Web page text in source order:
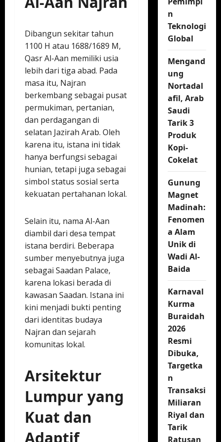
Dibangun sekitar tahun
1100 H atau 1688/1689 M,
Qasr Al-Aan memiliki usia
lebih dari tiga abad. Pada
masa itu, Najran
berkembang sebagai pusat
permukiman, pertanian,
dan perdagangan di
selatan Jazirah Arab. Oleh
karena itu, istana ini tidak
hanya berfungsi sebagai
hunian, tetapi juga sebagai
simbol status sosial serta
kekuatan pertahanan lokal.
Selain itu, nama Al-Aan
diambil dari desa tempat
istana berdiri. Beberapa
sumber menyebutnya juga
sebagai Saadan Palace,
karena lokasi berada di
kawasan Saadan. Istana ini
kini menjadi bukti penting
dari identitas budaya
Najran dan sejarah
komunitas lokal.
Arsitektur
Lumpur yang
Kuat dan
Adaptif
n
Teknologi
Global
Mengand
ung
Nortadal
afil, Arab
Saudi
Tarik 3
Produk
Kopi-
Cokelat
Gunung
Magnet
Madinah:
Fenomen
a Alam
Unik di
Wadi Al-
Baida
Karnaval
Kurma
Buraidah
2026
Resmi
Dibuka,
Targetka
n
Transaksi
Miliaran
Riyal dan
Tarik
Ratusan